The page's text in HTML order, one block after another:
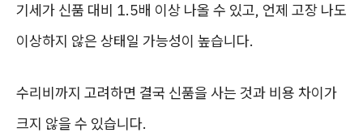
기세가 신품 대비 1.5배 이상 나올 수 있고, 언제 고장 나도
이상하지 않은 상태일 가능성이 높습니다.
수리비까지 고려하면 결국 신품을 사는 것과 비용 차이가
크지 않을 수 있습니다.